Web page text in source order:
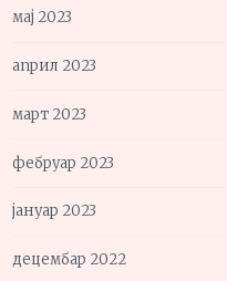
мај 2023
април 2023
март 2023
фебруар 2023
јануар 2023
децембар 2022